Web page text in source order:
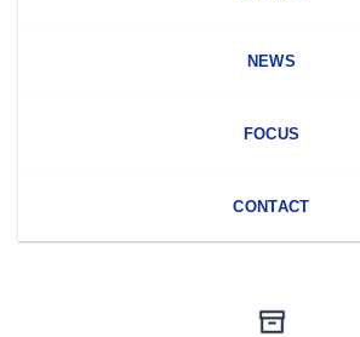
NEWS
FOCUS
CONTACT